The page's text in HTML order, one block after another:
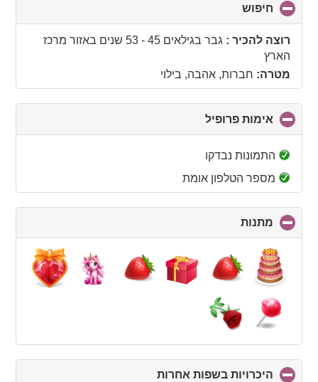
חיפוש
to
collapseרוצה להכיר : גבר בגילאים 45 - 53 שנים באזור מרכז
הארץ
מטרה: חברות, אהבה, בילוי
אימות פרופיל
to
התמונות נבדקו
מספר הטלפון אומת
מתנות
to
contents
היכרויות בשפות אחרות